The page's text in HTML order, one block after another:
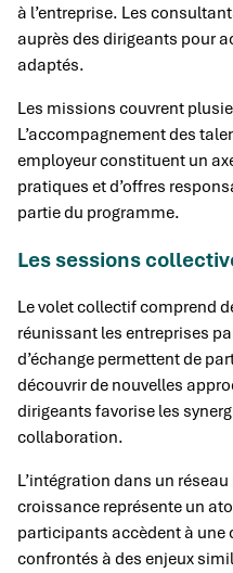
à l’entreprise. Les
auprès des dirigeants pour
adaptés.
Les missions couvrent
L’accompagnement des
employeur constituent un
pratiques et d’offres
partie du programme.
Les sessions
Le volet collectif comprend
réunissant les entreprises
d’échange permettent de
découvrir de nouvelles
dirigeants favorise les
collaboration.
L’intégration dans un
croissance représente un
participants accèdent à
confrontés à des enjeux